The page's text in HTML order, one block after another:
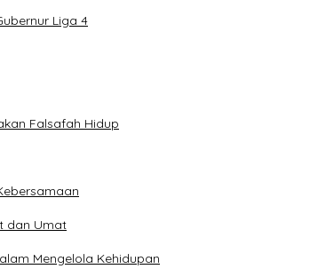
Liga 4
Falsafah Hidup
dan Umat
Mengelola Kehidupan